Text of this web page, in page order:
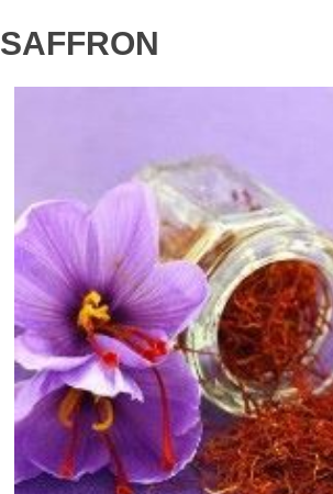
SAFFRON